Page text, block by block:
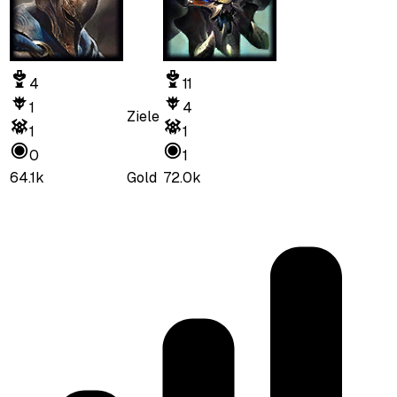
4
1
1
0
Ziele
11
4
1
1
64.1k
Gold 72.0k